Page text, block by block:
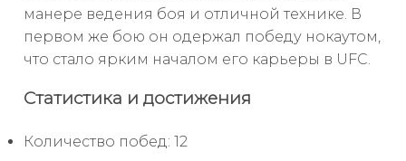
манере ведения боя и отличной технике. В
первом же бою он одержал победу нокаутом,
что стало ярким началом его карьеры в UFC.
Статистика и достижения
Количество побед: 12